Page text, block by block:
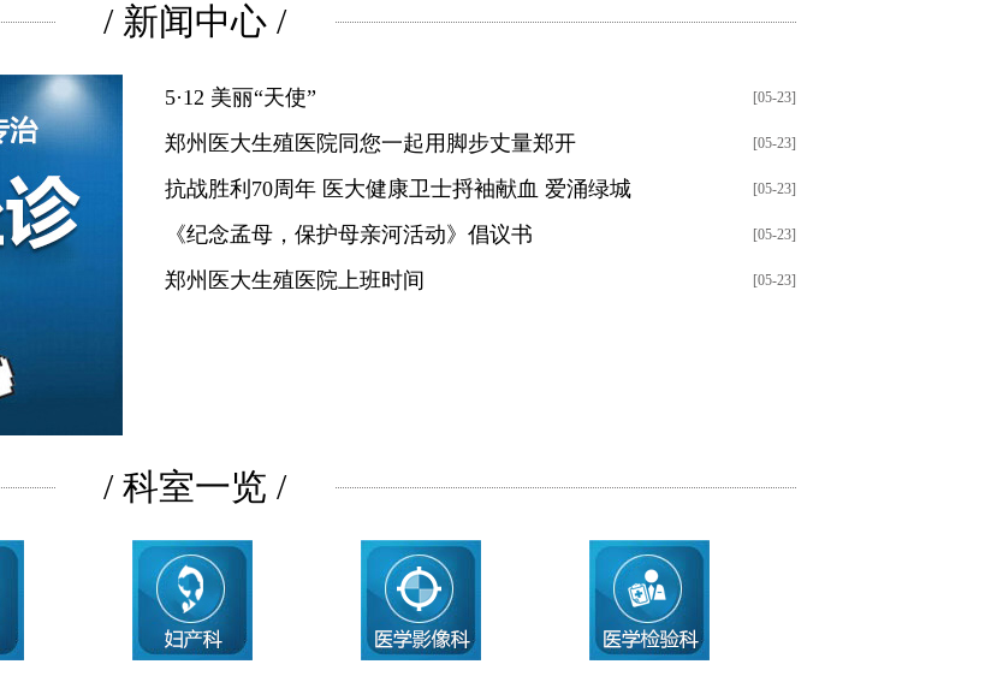
/ 新闻中心 /
[05-23]
5·12 美丽“天使”
[05-23]
郑州医大生殖医院同您一起用脚步丈量郑开
[05-23]
抗战胜利70周年 医大健康卫士捋袖献血 爱涌绿城
[05-23]
《纪念孟母，保护母亲河活动》倡议书
[05-23]
郑州医大生殖医院上班时间
/ 科室一览 /